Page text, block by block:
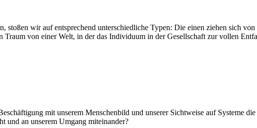
wir auf entsprechend unterschiedliche Typen: Die einen ziehen sich
von einer Welt, in der das Individuum in der Gesellschaft zur vollen
mit unserem Menschenbild und unserer Sichtweise auf Systeme
und an unserem Umgang miteinander?